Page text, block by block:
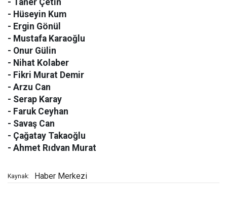
- Taner Çetin
- Hüseyin Kum
- Ergin Gönül
- Mustafa Karaoğlu
- Onur Gülin
- Nihat Kolaber
- Fikri Murat Demir
- Arzu Can
- Serap Karay
- Faruk Ceyhan
- Savaş Can
- Çağatay Takaoğlu
- Ahmet Rıdvan Murat
Kaynak: Haber Merkezi